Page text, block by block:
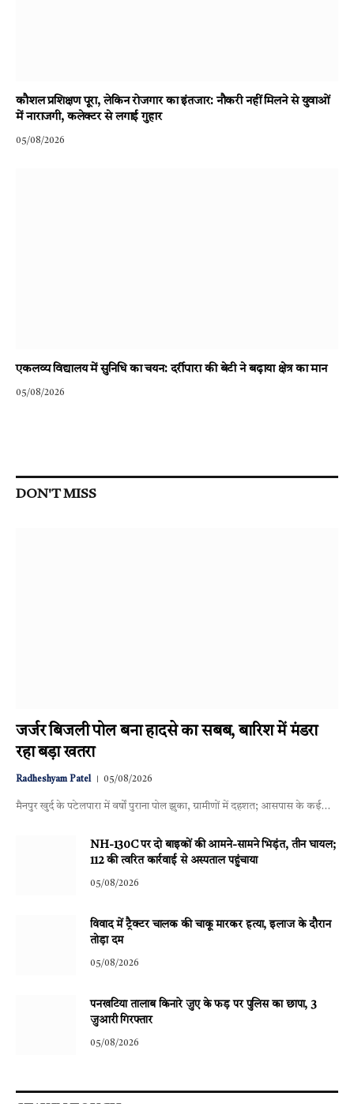
कौशल प्रशिक्षण पूरा, लेकिन रोजगार का इंतजार: नौकरी नहीं मिलने से युवाओं
में नाराजगी, कलेक्टर से लगाई गुहार
05/08/2026
एकलव्य विद्यालय में सुनिधि का चयन: दर्रीपारा की बेटी ने बढ़ाया क्षेत्र का मान
05/08/2026
DON'T MISS
जर्जर बिजली पोल बना हादसे का सबब, बारिश में मंडरा
रहा बड़ा खतरा
Radheshyam Patel 05/08/2026
मैनपुर खुर्द के पटेलपारा में वर्षों पुराना पोल झुका, ग्रामीणों में दहशत; आसपास के कई…
NH-130C पर दो बाइकों की आमने-सामने भिड़ंत, तीन घायल;
112 की त्वरित कार्रवाई से अस्पताल पहुंचाया
05/08/2026
विवाद में ट्रैक्टर चालक की चाकू मारकर हत्या, इलाज के दौरान
तोड़ा दम
05/08/2026
पनखटिया तालाब किनारे जुए के फड़ पर पुलिस का छापा, 3
जुआरी गिरफ्तार
05/08/2026